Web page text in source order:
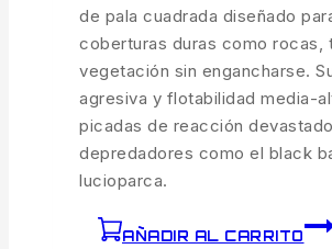
de pala cuadrada diseñado
coberturas duras como rocas,
vegetación sin engancharse.
agresiva y flotabilidad media-
picadas de reacción
depredadores como el black
lucioparca.
AÑADIR AL CARRITO